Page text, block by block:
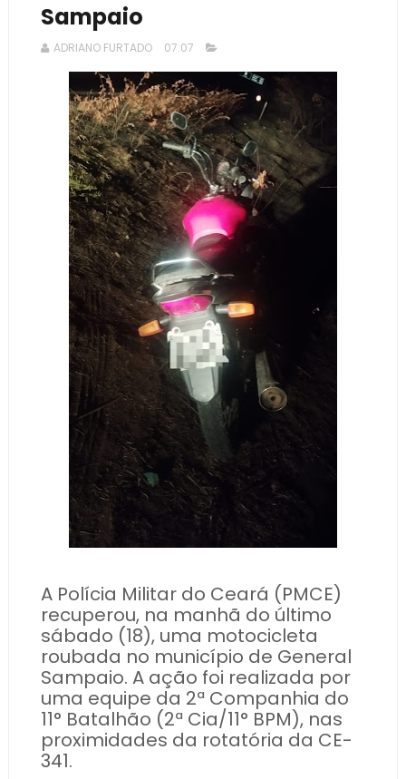
Sampaio
ADRIANO FURTADO 07:07
A Polícia Militar do Ceará (PMCE)
recuperou, na manhã do último
sábado (18), uma motocicleta
roubada no município de General
Sampaio. A ação foi realizada por
uma equipe da 2ª Companhia do
11° Batalhão (2ª Cia/11° BPM), nas
proximidades da rotatória da CE-
341.